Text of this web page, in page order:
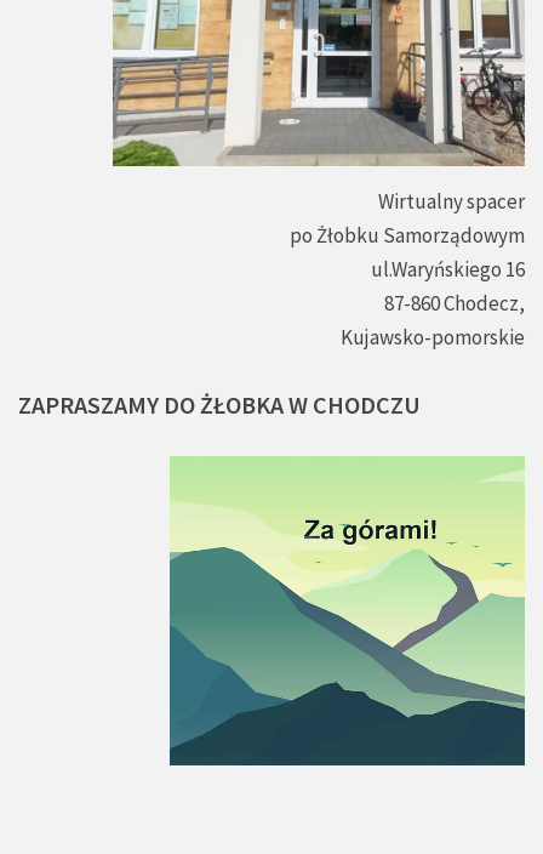
Wirtualny spacer
po Żłobku Samorządowym
ul.Waryńskiego 16
87-860 Chodecz,
Kujawsko-pomorskie
ZAPRASZAMY DOŻŁOBKAW CHODCZU